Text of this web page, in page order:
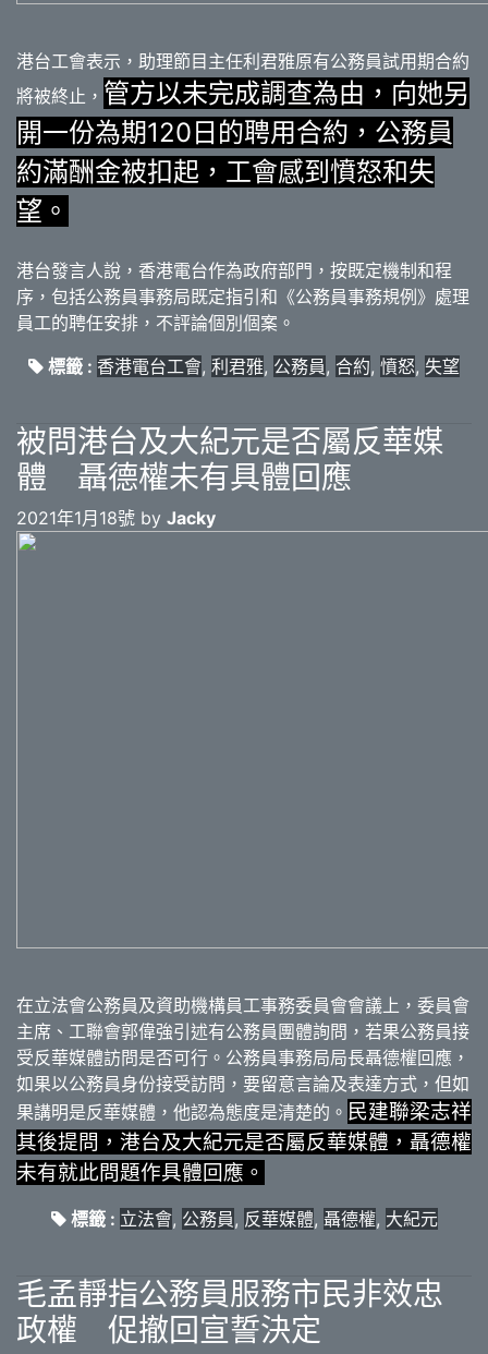
港台工會表示，助理節目主任利君雅原有公務員試用期合約
將被終止， 管方以未完成調查為由，向她另
開一份為期120日的聘用合約，公務員
約滿酬金被扣起，工會感到憤怒和失
望。
港台發言人說，香港電台作為政府部門，按既定機制和程
序，包括公務員事務局既定指引和《公務員事務規例》處理
員工的聘任安排，不評論個別個案。
標籤 : 香港電台工會, 利君雅, 公務員, 合約, 憤怒, 失望
被問港台及大紀元是否屬反華媒
體 聶德權未有具體回應
2021年1月18號 by Jacky
在立法會公務員及資助機構員工事務委員會會議上，委員會
主席、工聯會郭偉強引述有公務員團體詢問，若果公務員接
受反華媒體訪問是否可行。公務員事務局局長聶德權回應，
如果以公務員身份接受訪問，要留意言論及表達方式，但如
果講明是反華媒體，他認為態度是清楚的。 民建聯梁志祥
其後提問，港台及大紀元是否屬反華媒體，聶德權
未有就此問題作具體回應。
標籤 : 立法會, 公務員, 反華媒體, 聶德權, 大紀元
毛孟靜指公務員服務市民非效忠
政權 促撤回宣誓決定